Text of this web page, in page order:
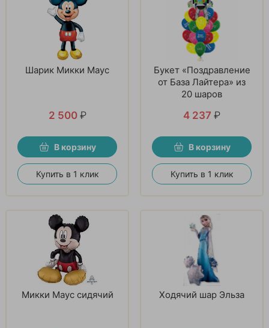
Шарик Микки Маус
2 500 ₽
В корзину
Купить в 1 клик
Букет «Поздравление
от База Лайтера» из
20 шаров
4 237 ₽
В корзину
Купить в 1 клик
Микки Маус сидячий Ходячий шар Эльза